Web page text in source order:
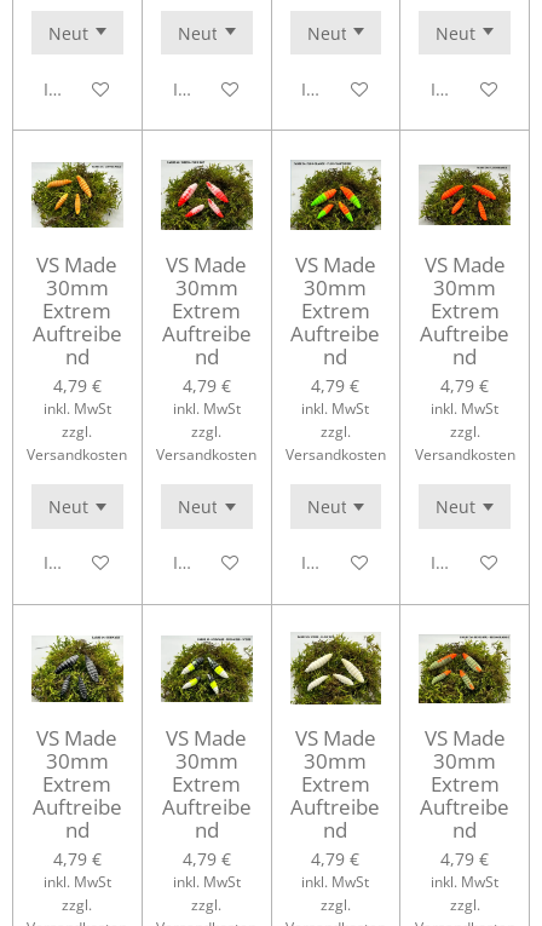
In den WarenkorbIn den WarenkorbIn den WarenkorbIn den
VS Made
30mm
Extrem
Auftreibe
nd
4,79 €
inkl. MwSt
zzgl.
Versandkosten
In den Warenkorb
VS Made
30mm
Extrem
Auftreibe
nd
4,79 €
inkl. MwSt
zzgl.
Versandkosten
In den Warenkorb
VS Made
30mm
Extrem
Auftreibe
nd
4,79 €
inkl. MwSt
zzgl.
Versandkosten
In den Warenkorb
VS Made
30mm
Extrem
Auftreibe
nd
4,79 €
inkl. MwSt
zzgl.
Versandkosten
In den
VS Made
30mm
Extrem
Auftreibe
nd
4,79 €
inkl. MwSt
zzgl.
VS Made
30mm
Extrem
Auftreibe
nd
4,79 €
inkl. MwSt
zzgl.
VS Made
30mm
Extrem
Auftreibe
nd
4,79 €
inkl. MwSt
zzgl.
VS Made
30mm
Extrem
Auftreibe
nd
4,79 €
inkl. MwSt
zzgl.